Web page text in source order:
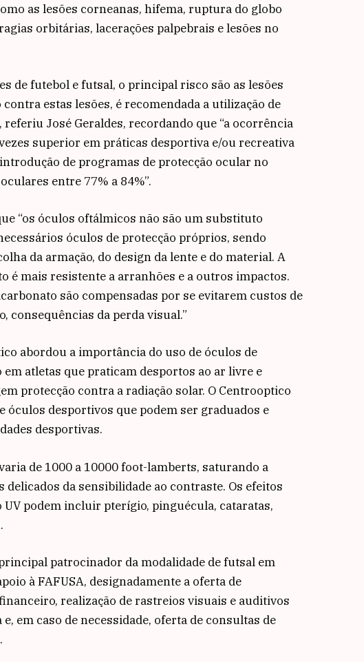
as lesões corneanas, hifema, ruptura do globo
orbitárias, lacerações palpebrais e lesões no
de futebol e futsal, o principal risco são as lesões
estas lesões, é recomendada a utilização de
José Geraldes, recordando que “a ocorrência
superior em práticas desportiva e/ou recreativa
de programas de protecção ocular no
entre 77% a 84%”.
“os óculos oftálmicos não são um substituto
óculos de protecção próprios, sendo
da armação, do design da lente e do material. A
é mais resistente a arranhões e a outros impactos.
são compensadas por se evitarem custos de
consequências da perda visual.”
abordou a importância do uso de óculos de
atletas que praticam desportos ao ar livre e
protecção contra a radiação solar. O Centrooptico
óculos desportivos que podem ser graduados e
desportivas.
de 1000 a 10000 foot-lamberts, saturando a
da sensibilidade ao contraste. Os efeitos
UV podem incluir pterígio, pinguécula, cataratas,
patrocinador da modalidade de futsal em
à FAFUSA, designadamente a oferta de
realização de rastreios visuais e auditivos
em caso de necessidade, oferta de consultas de